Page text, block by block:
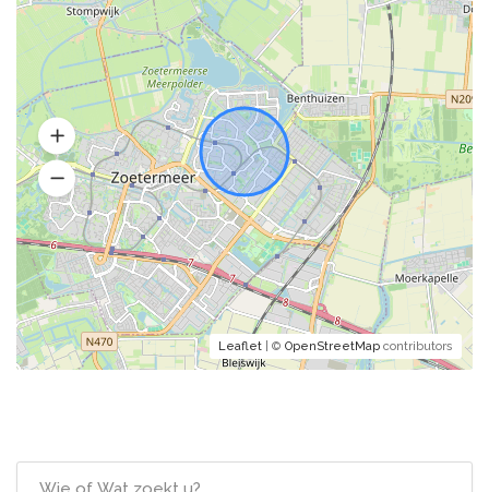
Leaflet | © OpenStreetMap contributors